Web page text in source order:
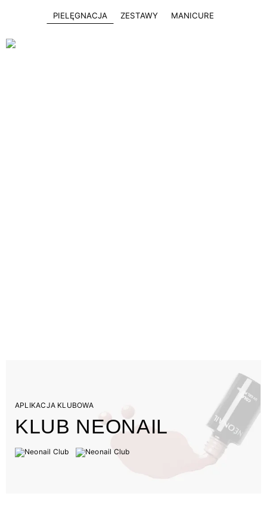
PIELĘGNACJA ZESTAWY MANICURE
APLIKACJA KLUBOWA
KLUB NEONAIL